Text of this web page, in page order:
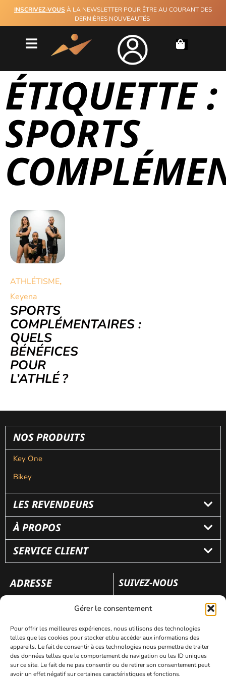
Gérer le consentement
Pour offrir les meilleures expériences, nous utilisons des technologies
telles que les cookies pour stocker et/ou accéder aux informations des
appareils. Le fait de consentir à ces technologies nous permettra de traiter
des données telles que le comportement de navigation ou les ID uniques
sur ce site. Le fait de ne pas consentir ou de retirer son consentement peut
avoir un effet négatif sur certaines caractéristiques et fonctions.
INSCRIVEZ-VOUS À LA NEWSLETTER POUR ÊTRE AU COURANT DES
DERNIÈRES NOUVEAUTÉS
ÉTIQUETTE :
SPORTS
ATHLÉTISME,
Keyena
SPORTS
COMPLÉMENTAIRES :
QUELS
BÉNÉFICES
POUR
L’ATHLÉ ?
NOS PRODUITS
Key One
Bikey
LES REVENDEURS
À PROPOS
SERVICE CLIENT
ADRESSE
110 rue Frédéric Fays
SUIVEZ-NOUS
Mentions légales Politique de confidentialité